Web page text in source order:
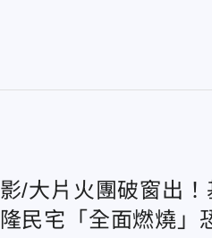
影/大片火團破窗出！
隆民宅「全面燃燒」